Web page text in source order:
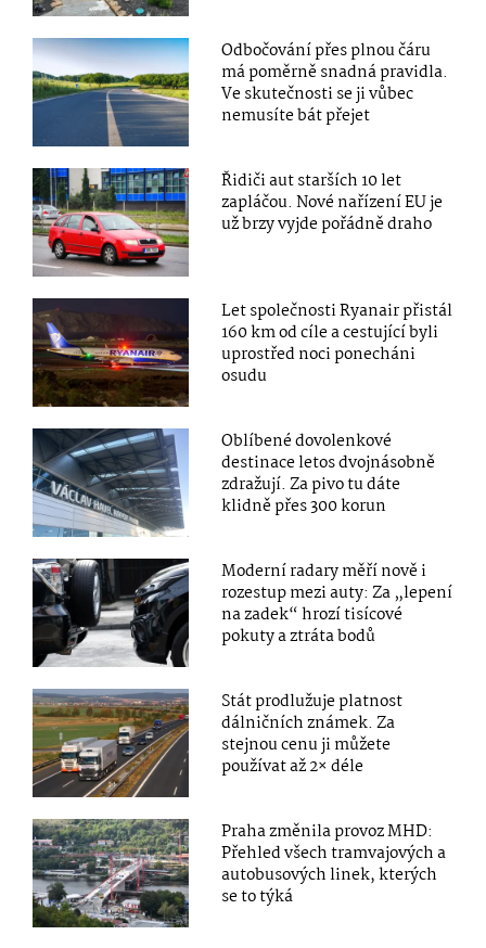
Odbočování přes plnou čáru
má poměrně snadná pravidla.
Ve skutečnosti se ji vůbec
nemusíte bát přejet
Řidiči aut starších 10 let
zapláčou. Nové nařízení EU je
už brzy vyjde pořádně draho
Let společnosti Ryanair přistál
160 km od cíle a cestující byli
uprostřed noci ponecháni
osudu
Oblíbené dovolenkové
destinace letos dvojnásobně
zdražují. Za pivo tu dáte
klidně přes 300 korun
Moderní radary měří nově i
rozestup mezi auty: Za „lepení
na zadek“ hrozí tisícové
pokuty a ztráta bodů
Stát prodlužuje platnost
dálničních známek. Za
stejnou cenu ji můžete
používat až 2× déle
Praha změnila provoz MHD:
Přehled všech tramvajových a
autobusových linek, kterých
se to týká